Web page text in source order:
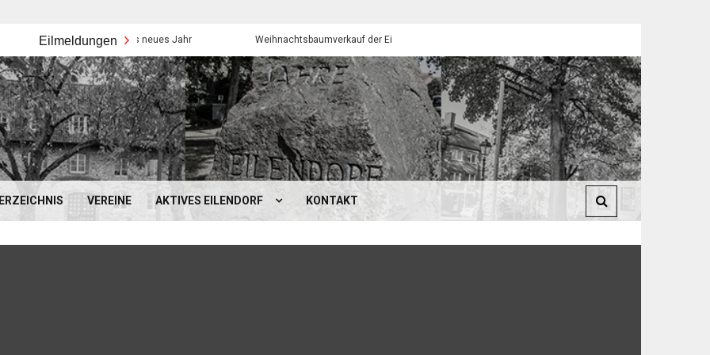
Eilmeldungen
Frohes neues Jahr Weihnachtsbaumverkauf der Eilendorfer Pfadfinder
VEREINE AKTIVES EILENDORF KONTAKT